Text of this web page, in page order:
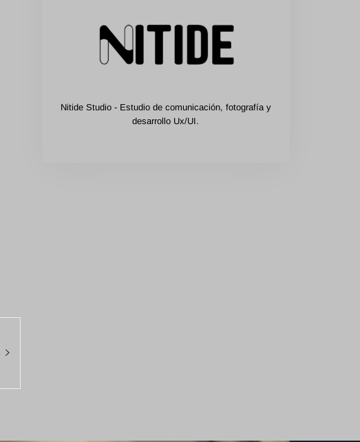
Nitide Studio - Estudio de comunicación, fotografía y
desarrollo Ux/UI.